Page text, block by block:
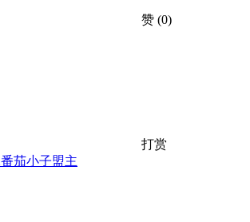
赞 (0)
打赏
番茄小子盟主